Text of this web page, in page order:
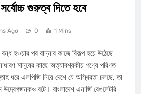
গুরুত্ব দিতে হবে
Ago 0 1 Mins
হওয়ার পর রান্নার কাজে বিকল্প হয়ে উঠেছে
মানুষের কাছে অত্যাবশ্যকীয় পণ্যে পরিণত
ধরে এলপিজি নিয়ে দেশে যে অস্থিরতা চলছে, তা
বটে। বাংলাদেশ এনার্জি রেগুলেটরি